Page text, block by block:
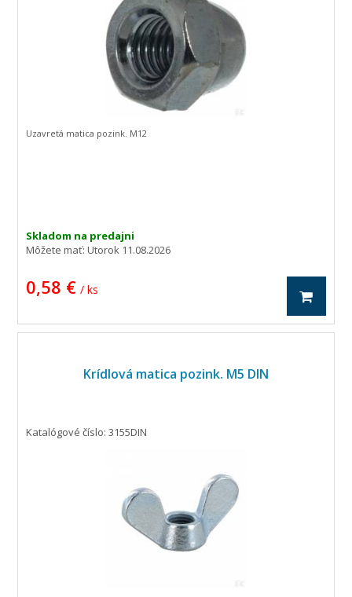
Skladom na predajni
Môžete mať:Utorok 11.08.2026
0,58 € / ks
Uzavretá matica pozink. M12
Krídlová matica pozink. M5 DIN
Katalógové číslo: 3155DIN